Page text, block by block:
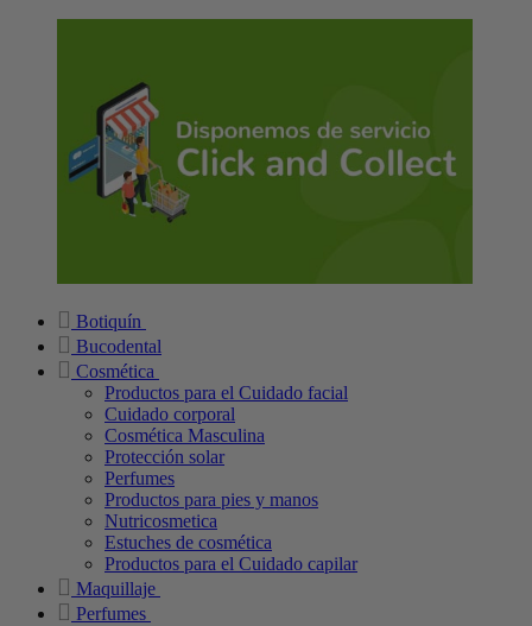
Botiquín
Bucodental
Cosmética
Productos para el Cuidado facial
Cuidado corporal
Cosmética Masculina
Protección solar
Perfumes
Productos para pies y manos
Nutricosmetica
Estuches de cosmética
Productos para el Cuidado capilar
Maquillaje
Perfumes